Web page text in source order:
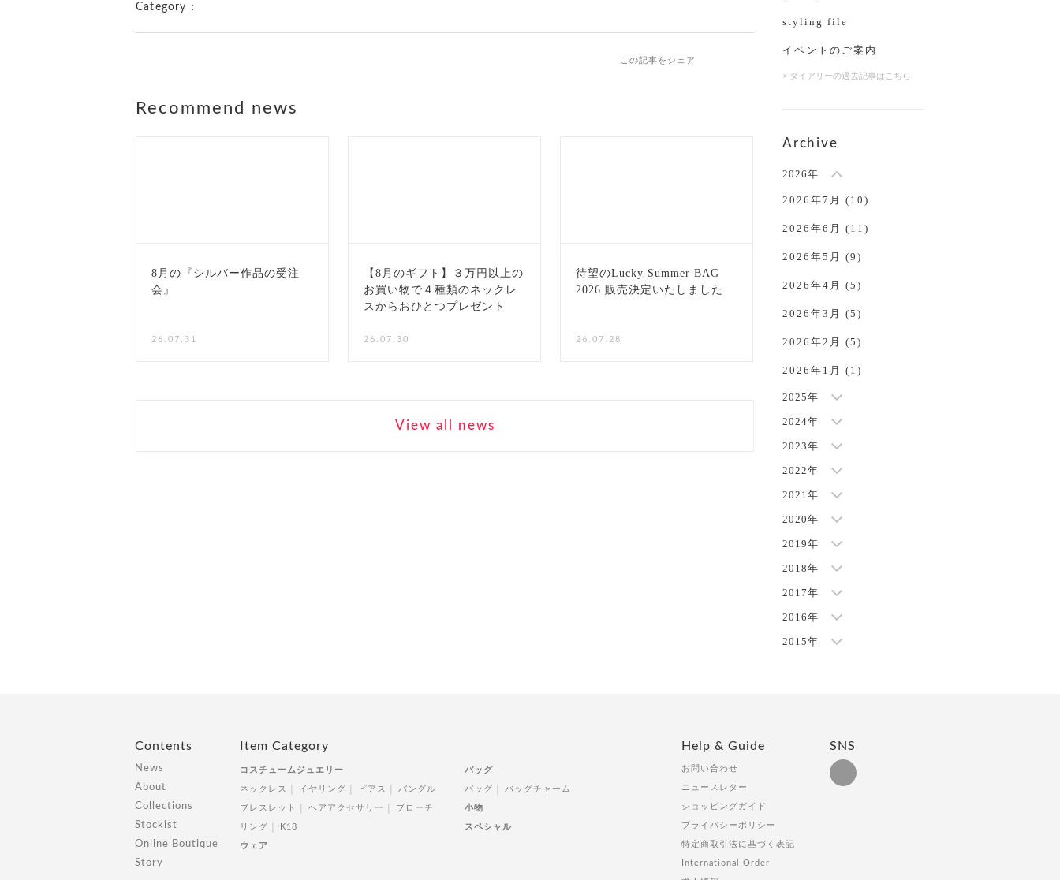
Category：
この記事をシェア
Recommend news
8月の『シルバー作品の受注
会』
26.07.31
【8月のギフト】３万円以上の
お買い物で４種類のネックレ
スからおひとつプレゼント
26.07.30
待望のLucky Summer BAG
2026 販売決定いたしました
26.07.28
View all news
styling file
イベントのご案内
> ダイアリーの過去記事はこちら
Archive
2026年
2026年7月 (10)
2026年6月 (11)
2026年5月 (9)
2026年4月 (5)
2026年3月 (5)
2026年2月 (5)
2026年1月 (1)
2025年
2024年
2023年
2022年
2021年
2020年
2019年
2018年
2017年
2016年
2015年
Contents
News
About
Collections
Stockist
Online Boutique
Story
Item Category
コスチュームジュエリー
ネックレス イヤリング ピアス バングル
ブレスレット ヘアアクセサリー ブローチ
リング K18
ウェア
バッグ
バッグ バッグチャーム
小物
スペシャル
Help & Guide
お問い合わせ
ニュースレター
ショッピングガイド
プライバシーポリシー
特定商取引法に基づく表記
International Order
SNS